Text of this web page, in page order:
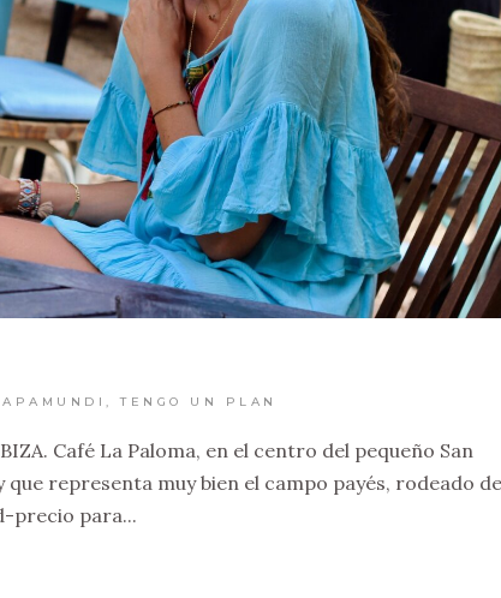
,TENGO UN PLAN
Café La Paloma, en el centro del pequeño San
representa muy bien el campo payés, rodeado de
precio para...